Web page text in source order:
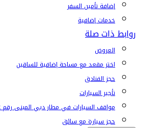
إضافة تأمين السفر
خدمات إضافية
روابط ذات صلة
العروض
اختر مقعد مع مساحة إضافية للساقين
حجز الفنادق
تأجير السيارات
مواقف السيارات في مطار دبي المبنى رقم 2
حجز سيارة مع سائق